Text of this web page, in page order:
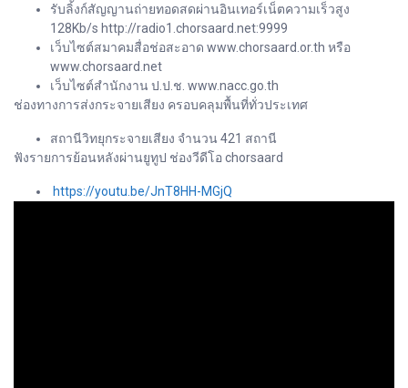
รับลิ้งก์สัญญานถ่ายทอดสดผ่านอินเทอร์เน็ตความเร็วสูง
128Kb/s http://radio1.chorsaard.net:9999
เว็บไซต์สมาคมสื่อช่อสะอาด www.chorsaard.or.th หรือ
www.chorsaard.net
เว็บไซต์สำนักงาน ป.ป.ช. www.nacc.go.th
ช่องทางการส่งกระจายเสียง ครอบคลุมพื้นที่ทั่วประเทศ
สถานีวิทยุกระจายเสียง จำนวน 421 สถานี
ฟังรายการย้อนหลังผ่านยูทูป ช่องวีดีโอ chorsaard
https://youtu.be/JnT8HH-MGjQ